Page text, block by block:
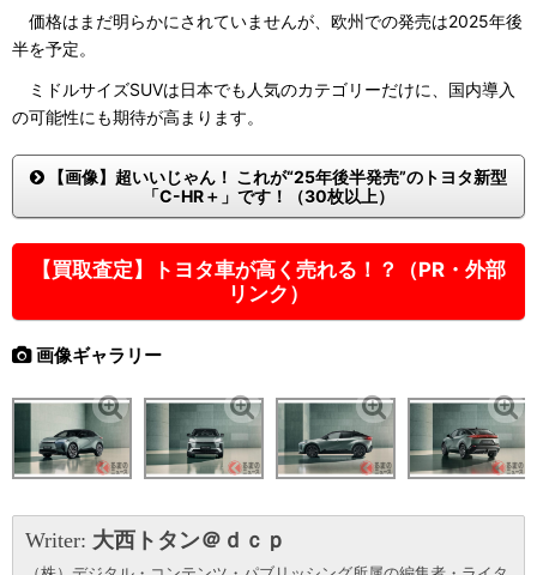
価格はまだ明らかにされていませんが、欧州での発売は2025年後
半を予定。
ミドルサイズSUVは日本でも人気のカテゴリーだけに、国内導入
の可能性にも期待が高まります。
【画像】超いいじゃん！ これが“25年後半発売”のトヨタ新型
「C-HR＋」です！（30枚以上）
【買取査定】トヨタ車が高く売れる！？（PR・外部
リンク）
画像ギャラリー
Writer: 大西トタン＠ｄｃｐ